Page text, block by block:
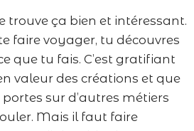
trouve ça bien et intéressant.
faire voyager, tu découvres
que tu fais. C’est gratifiant
valeur des créations et que
sur d’autres métiers
Mais il faut faire